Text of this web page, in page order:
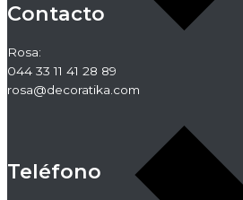
Contacto
Rosa:
044 33 11 41 28 89
rosa@decoratika.com
Teléfono